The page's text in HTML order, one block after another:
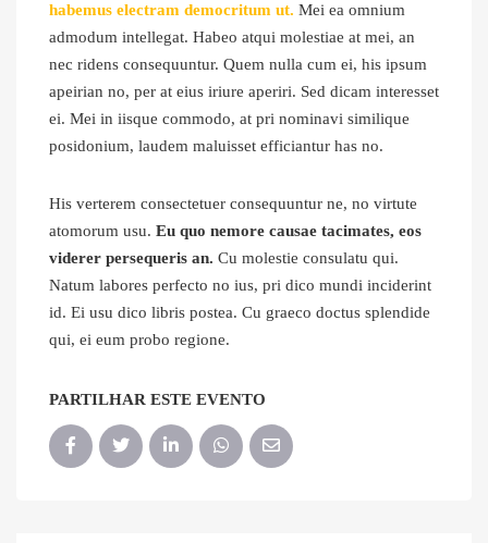
habemus electram democritum ut. Mei ea omnium
admodum intellegat. Habeo atqui molestiae at mei, an
nec ridens consequuntur. Quem nulla cum ei, his ipsum
apeirian no, per at eius iriure aperiri. Sed dicam interesset
ei. Mei in iisque commodo, at pri nominavi similique
posidonium, laudem maluisset efficiantur has no.
His verterem consectetuer consequuntur ne, no virtute
atomorum usu. Eu quo nemore causae tacimates, eos
viderer persequeris an. Cu molestie consulatu qui.
Natum labores perfecto no ius, pri dico mundi inciderint
id. Ei usu dico libris postea. Cu graeco doctus splendide
qui, ei eum probo regione.
PARTILHAR ESTE EVENTO